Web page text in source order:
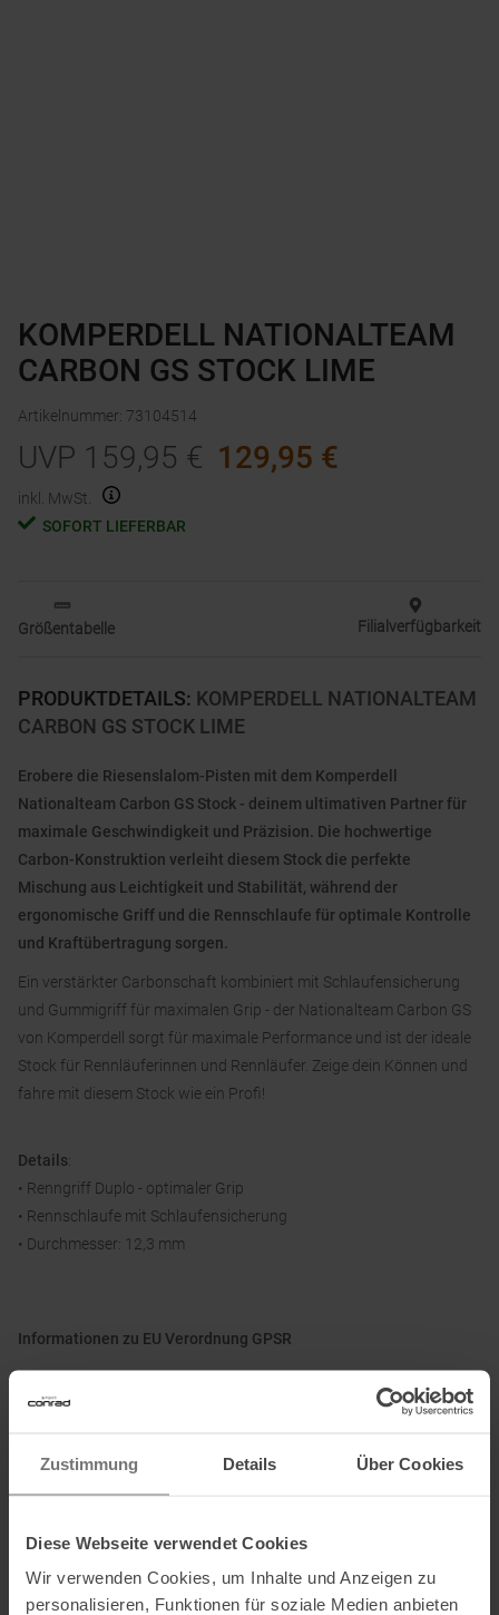
Zustimmung Details Über Cookies
Diese Webseite verwendet Cookies
Wir verwenden Cookies, um Inhalte und Anzeigen zu
personalisieren, Funktionen für soziale Medien anbieten
PRODUKTDETAILS: KOMPERDELL NATIONALTEAM
CARBON GS STOCK LIME
Erobere die Riesenslalom-Pisten mit dem Komperdell
Nationalteam Carbon GS Stock - deinem ultimativen Partner für
maximale Geschwindigkeit und Präzision. Die hochwertige
Carbon-Konstruktion verleiht diesem Stock die perfekte
Mischung aus Leichtigkeit und Stabilität, während der
ergonomische Griff und die Rennschlaufe für optimale Kontrolle
und Kraftübertragung sorgen.
Ein verstärkter Carbonschaft kombiniert mit Schlaufensicherung
und Gummigriff für maximalen Grip - der Nationalteam Carbon GS
von Komperdell sorgt für maximale Performance und ist der ideale
Stock für Rennläuferinnen und Rennläufer. Zeige dein Können und
fahre mit diesem Stock wie ein Profi!
Details:
• Renngriff Duplo - optimaler Grip
• Rennschlaufe mit Schlaufensicherung
• Durchmesser: 12,3 mm
Informationen zu EU Verordnung GPSR
Postanschrift des Herstellers:
Wagnermühle 30, 5310 Sankt
Elektronische Adresse des Herstellers:
sales@komperdell.com
KOMPERDELL NATIONALTEAM
CARBON GS STOCK LIME
Artikelnummer: 73104514
UVP 159,95 € 129,95 €
inkl. MwSt.
SOFORT LIEFERBAR
Größentabelle Filialverfügbarkeit